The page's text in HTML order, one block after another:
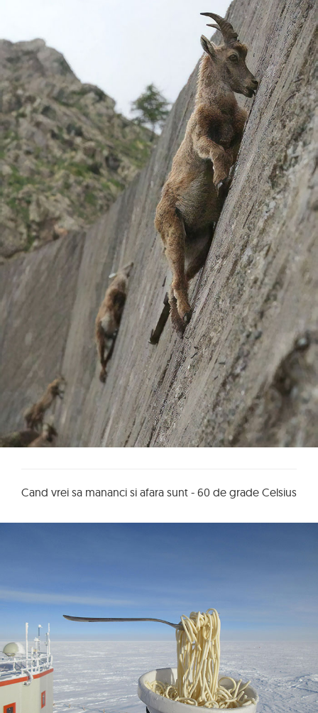
Cand vrei sa mananci si afara sunt - 60 de grade Celsius